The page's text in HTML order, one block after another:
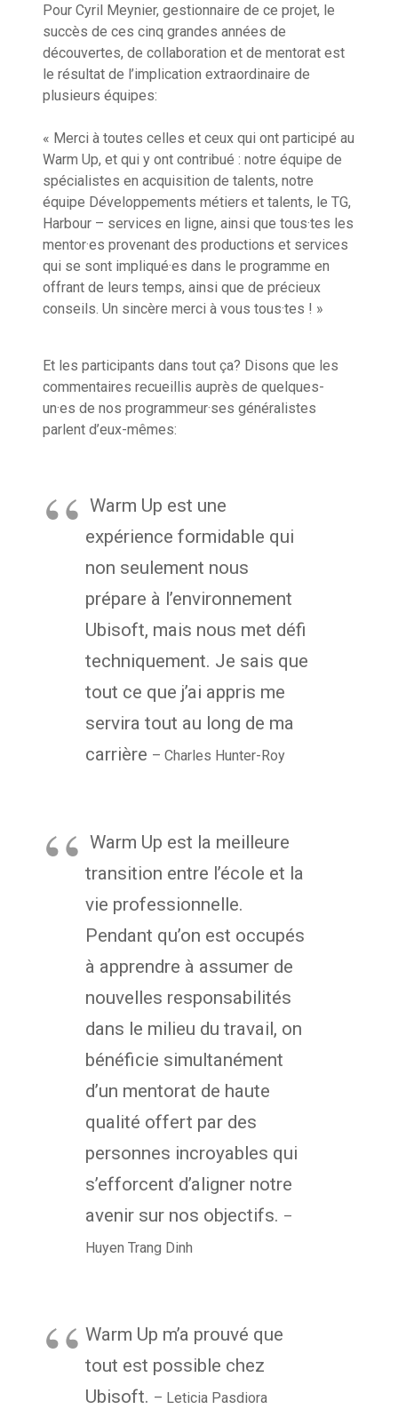
Pour Cyril Meynier, gestionnaire de ce projet, le
succès de ces cinq grandes années de
découvertes, de collaboration et de mentorat est
le résultat de l’implication extraordinaire de
plusieurs équipes:
« Merci à toutes celles et ceux qui ont participé au
Warm Up, et qui y ont contribué : notre équipe de
spécialistes en acquisition de talents, notre
équipe Développements métiers et talents, le TG,
Harbour – services en ligne, ainsi que tous·tes les
mentor·es provenant des productions et services
qui se sont impliqué·es dans le programme en
offrant de leurs temps, ainsi que de précieux
conseils. Un sincère merci à vous tous·tes ! »
Et les participants dans tout ça? Disons que les
commentaires recueillis auprès de quelques-
un·es de nos programmeur·ses généralistes
parlent d’eux-mêmes:
Warm Up est une
expérience formidable qui
non seulement nous
prépare à l’environnement
Ubisoft, mais nous met défi
techniquement. Je sais que
tout ce que j’ai appris me
servira tout au long de ma
carrière – Charles Hunter-Roy
Warm Up est la meilleure
transition entre l’école et la
vie professionnelle.
Pendant qu’on est occupés
à apprendre à assumer de
nouvelles responsabilités
dans le milieu du travail, on
bénéficie simultanément
d’un mentorat de haute
qualité offert par des
personnes incroyables qui
s’efforcent d’aligner notre
avenir sur nos objectifs. –
Huyen Trang Dinh
Warm Up m’a prouvé que
tout est possible chez
Ubisoft. – Leticia Pasdiora